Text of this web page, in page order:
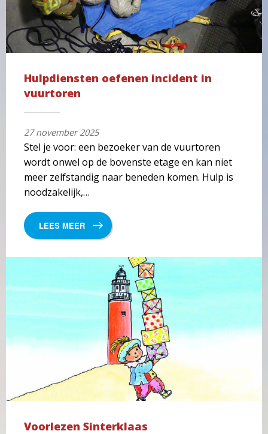
Hulpdiensten oefenen incident in
vuurtoren
27 november 2025
Stel je voor: een bezoeker van de vuurtoren
wordt onwel op de bovenste etage en kan niet
meer zelfstandig naar beneden komen. Hulp is
noodzakelijk,…
LEES MEER
Voorlezen Sinterklaas